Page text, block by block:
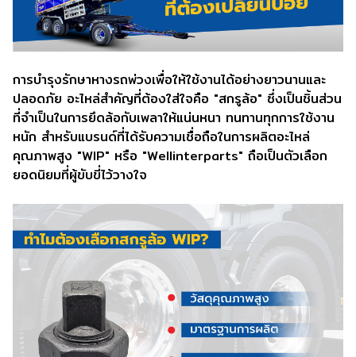
การบำรุงรักษาหางรถพ่วงเพื่อให้ใช้งานได้อย่างยาวนานและ
ปลอดภัย อะไหล่สำคัญที่ต้องใส่ใจคือ "สกรูล้อ" ซึ่งเป็นชิ้นส่วน
ที่จำเป็นในการยึดล้อกับเพลาให้แน่นหนา ทนทานทุกการใช้งาน
หนัก สำหรับแบรนด์ที่ได้รับความเชื่อถือในการผลิตอะไหล่
คุณภาพสูง "WIP" หรือ "Wellinterparts" ถือเป็นตัวเลือก
ยอดนิยมที่ผู้ขับขี่ไว้วางใจ